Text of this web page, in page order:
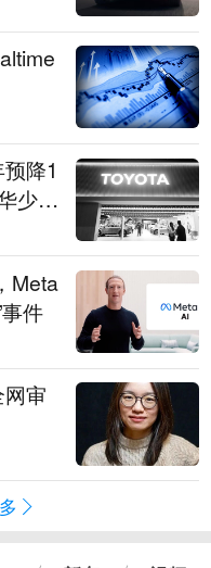
降1
少卖
Meta
件
审